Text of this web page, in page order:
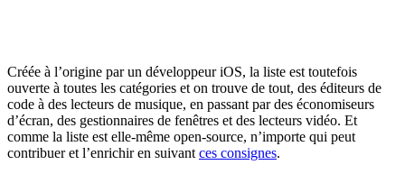
Créée à l’origine par un développeur iOS, la liste est toutefois
ouverte à toutes les catégories et on trouve de tout, des éditeurs de
code à des lecteurs de musique, en passant par des économiseurs
d’écran, des gestionnaires de fenêtres et des lecteurs vidéo. Et
comme la liste est elle-même open-source, n’importe qui peut
contribuer et l’enrichir en suivant ces consignes.